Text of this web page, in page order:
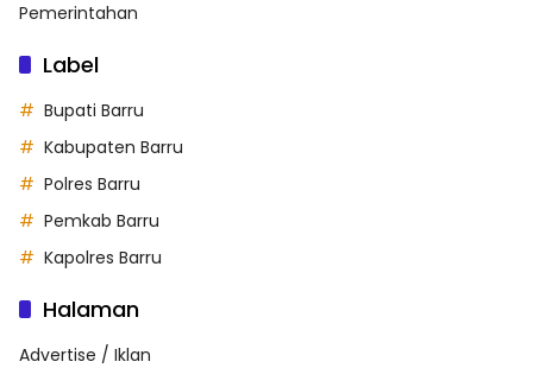
Pemerintahan
Label
Bupati Barru
Kabupaten Barru
Polres Barru
Pemkab Barru
Kapolres Barru
Halaman
Advertise / Iklan